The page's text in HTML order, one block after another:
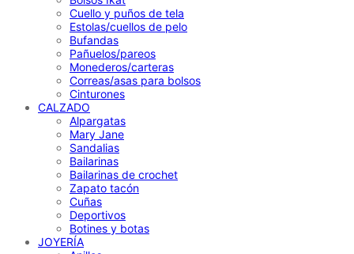
Cuello y puños de tela
Estolas/cuellos de pelo
Bufandas
Pañuelos/pareos
Monederos/carteras
Correas/asas para bolsos
Cinturones
CALZADO
Alpargatas
Mary Jane
Sandalias
Bailarinas
Bailarinas de crochet
Zapato tacón
Cuñas
Deportivos
Botines y botas
JOYERÍA